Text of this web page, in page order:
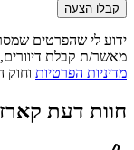
קבלו הצעה
ידוע לי שהפרטים
מאשר/ת קבלת
מדיניות הפרטיות וחוק
חוות דעת